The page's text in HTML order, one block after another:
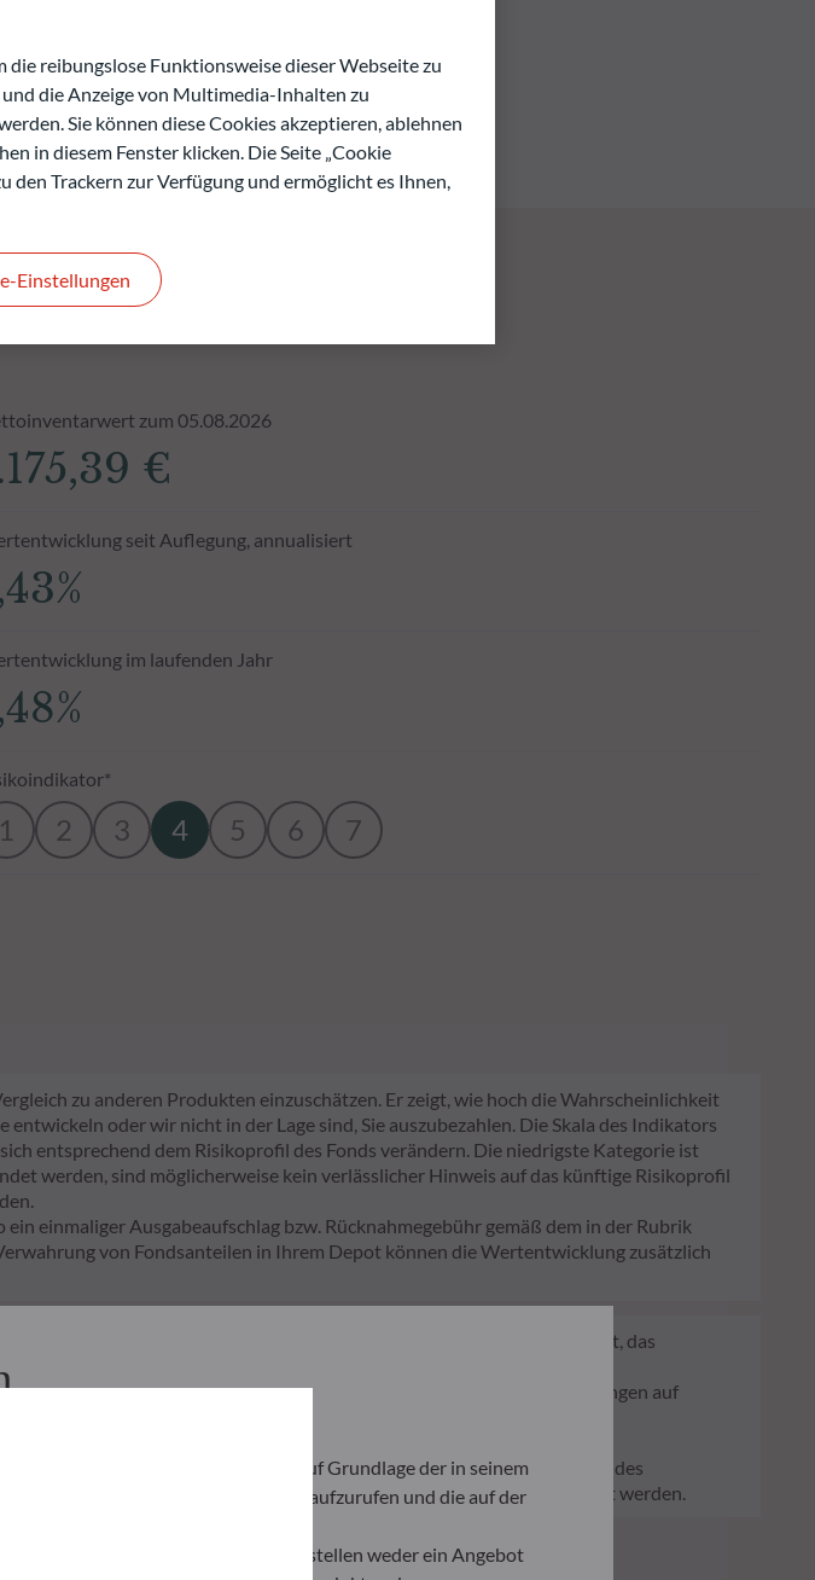
die künftige
zum 05.08.2026
€
seit Auflegung, annualisiert
im laufenden Jahr
1 2 3 4 5 6 7
zu anderen Produkten einzuschätzen. Er zeigt, wie hoch die Wahrscheinlichkeit
oder wir nicht in der Lage sind, Sie auszubezahlen. Die Skala des Indikators
entsprechend dem Risikoprofil des Fonds verändern. Die niedrigste Kategorie ist
werden, sind möglicherweise kein verlässlicher Hinweis auf das künftige Risikoprofil
einmaliger Ausgabeaufschlag bzw. Rücknahmegebühr gemäß dem in der Rubrik
von Fondsanteilen in Ihrem Depot können die Wertentwicklung zusätzlich
Regulation, SFDR) ist ein Regelwerk der EU, das darauf abzielt, das
verständlich zu machen.
oder nachteiligen Auswirkungen von Anlageentscheidungen auf
(Umwelt und/oder Soziales und/oder Governance) in den
nachhaltiges Anlageziel, das wesentlich zu den Herausforderungen des
externen ESG-Datenanbieter der Verwaltungsgesellschaft bereitgestellt werden.
zur Kenntnis:
Der Anleger ist gehalten, sich auf Grundlage der in seinem
rechtlich gestattet ist, diese Seiten aufzurufen und die auf der
abzufragen.
Informationszwecken und stellen weder ein Angebot
reibungslose Funktionsweise dieser Webseite zu
die Anzeige von Multimedia-Inhalten zu
Sie können diese Cookies akzeptieren, ablehnen
in diesem Fenster klicken. Die Seite „Cookie
Trackern zur Verfügung und ermöglicht es Ihnen,
Einstellungen